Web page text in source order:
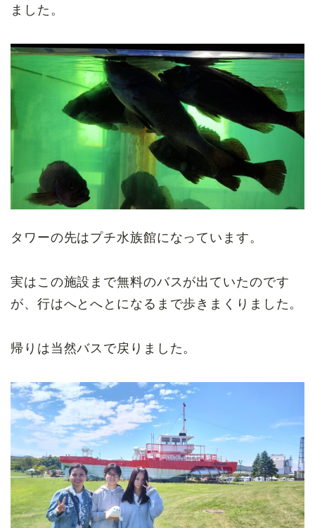
ました。
タワーの先はプチ水族館になっています。
実はこの施設まで無料のバスが出ていたのです
が、行はへとへとになるまで歩きまくりました。
帰りは当然バスで戻りました。